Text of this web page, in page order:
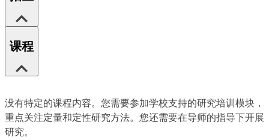
课程
没有特定的课程内容。您需要参加学校支持的研究培训模块，
重点关注定量和定性研究方法。您还需要在导师的指导下开展
研究。